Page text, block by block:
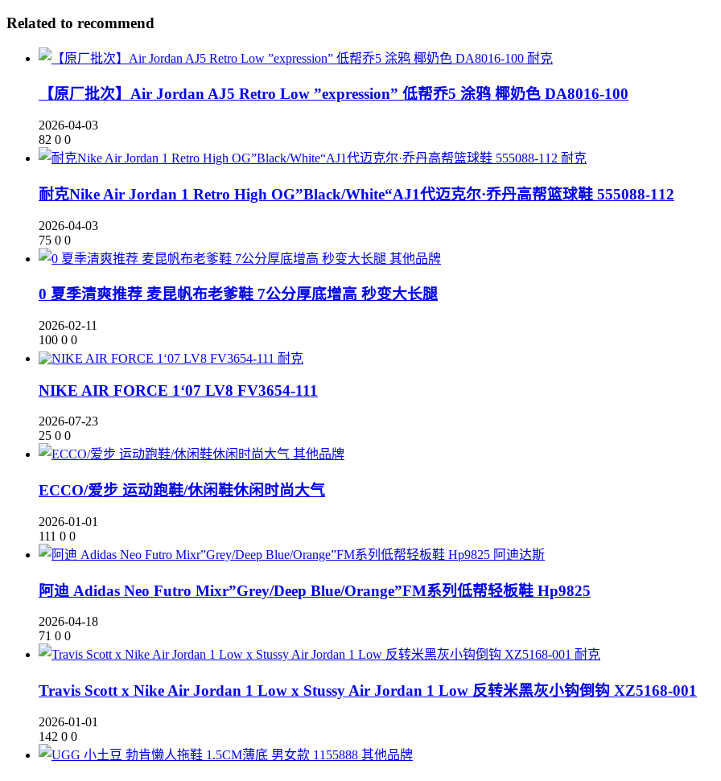
Related to recommend
耐克
【原厂批次】Air Jordan AJ5 Retro Low ”expression” 低帮乔5 涂鸦 椰奶色 DA8016-100
2026-04-03
82 0 0
耐克
耐克Nike Air Jordan 1 Retro High OG”Black/White“AJ1代迈克尔·乔丹高帮篮球鞋 555088-112
2026-04-03
75 0 0
其他品牌
0 夏季清爽推荐 麦昆帆布老爹鞋 7公分厚底增高 秒变大长腿
2026-02-11
100 0 0
耐克
NIKE AIR FORCE 1‘07 LV8 FV3654-111
2026-07-23
25 0 0
其他品牌
ECCO/爱步 运动跑鞋/休闲鞋休闲时尚大气
2026-01-01
111 0 0
阿迪达斯
阿迪 Adidas Neo Futro Mixr”Grey/Deep Blue/Orange”FM系列低帮轻板鞋 Hp9825
2026-04-18
71 0 0
耐克
Travis Scott x Nike Air Jordan 1 Low x Stussy Air Jordan 1 Low 反转米黑灰小钩倒钩 XZ5168-001
2026-01-01
142 0 0
其他品牌